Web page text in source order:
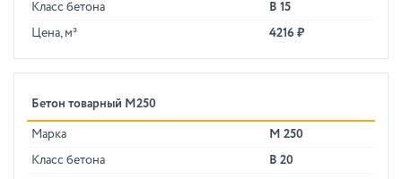
Класс бетона В 15
Цена, м³ 4216 ₽
Бетон товарный М250
Марка М 250
Класс бетона В 20